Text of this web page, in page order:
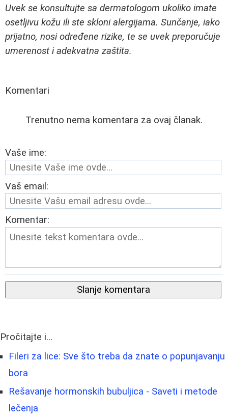
Uvek se konsultujte sa dermatologom ukoliko imate
osetljivu kožu ili ste skloni alergijama. Sunčanje, iako
prijatno, nosi određene rizike, te se uvek preporučuje
umerenost i adekvatna zaštita.
Komentari
Trenutno nema komentara za ovaj članak.
Vaše ime:
Vaš email:
Komentar:
Slanje komentara
Pročitajte i...
Fileri za lice: Sve što treba da znate o popunjavanju
bora
Rešavanje hormonskih bubuljica - Saveti i metode
lečenja